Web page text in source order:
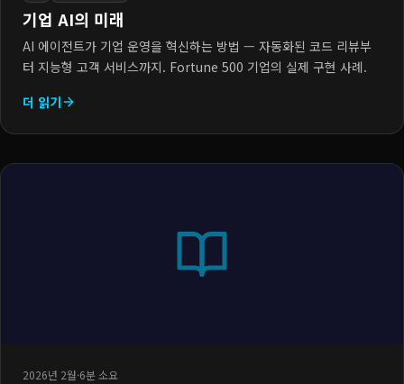
기업 AI의 미래
AI 에이전트가 기업 운영을 혁신하는 방법 — 자동화된 코드 리뷰부
터 지능형 고객 서비스까지. Fortune 500 기업의 실제 구현 사례.
더 읽기
2026년 2월·6분 소요